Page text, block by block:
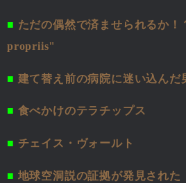
■ ただの偶然で済ませられるか
propriis"
■ 建て替え前の病院に迷い込んだ
■ 食べかけのテラチップス
■ チェイス・ヴォールト
■ 地球空洞説の証拠が発見された